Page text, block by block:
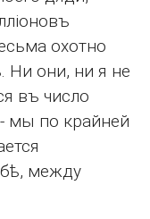
охотно
Ни они, ни я не
въ число
мы по крайней
между